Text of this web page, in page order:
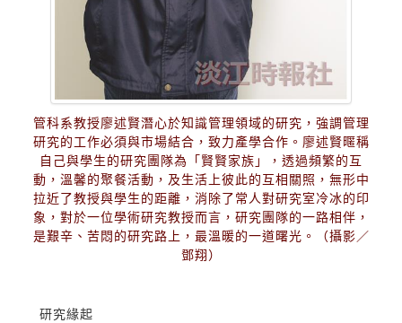
管科系教授廖述賢潛心於知識管理領域的研究，強調管理
研究的工作必須與市場結合，致力產學合作。廖述賢暱稱
自己與學生的研究團隊為「賢賢家族」，透過頻繁的互
動，溫馨的聚餐活動，及生活上彼此的互相關照，無形中
拉近了教授與學生的距離，消除了常人對研究室冷冰的印
象，對於一位學術研究教授而言，研究團隊的一路相伴，
是艱辛、苦悶的研究路上，最溫暖的一道曙光。（攝影／
鄧翔）
研究緣起